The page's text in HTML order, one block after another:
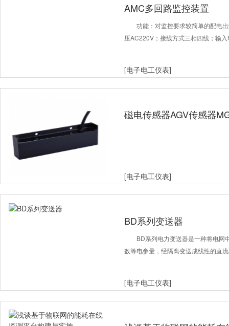
AMC多回路监控装置
功能：对监控要求较简单的配电
压AC220V；接线方式三相四线；输
[电子电工仪表]
磁电传感器AGV传感器
[电子电工仪表]
BD系列变送器
BD系列电力变送器是一种将电网
数等电参量，经隔离变送成线性的直
[电子电工仪表]